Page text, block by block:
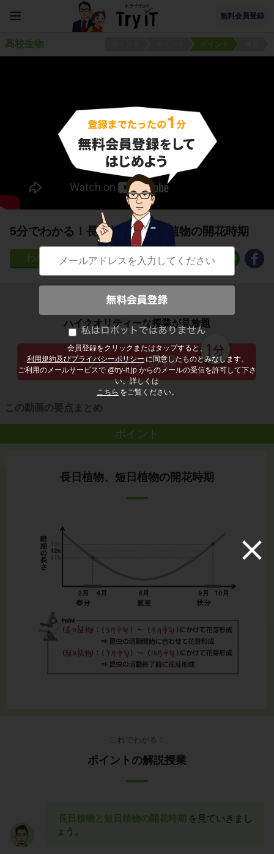
無料会員登録
会員登録をクリックまたはタップすると、
利用規約及びプライバシーポリシー に同意したものとみなします。
ご利用のメールサービスで @try-it.jp からのメールの受信を許可して下さ
い。詳しくは
こちら をご覧ください。
高校生物 ポイント
5分でわかる！長日植物、短日植物の開花時期
41
子どもの勉強から大人の学び直しまで
ハイクオリティーな授業が見放題
この動画の要点まとめ
ポイント
長日植物、短日植物の開花時期
これでわかる！
ポイントの解説授業
長日植物と短日植物の開花時期 を見ていきまし
ょう。